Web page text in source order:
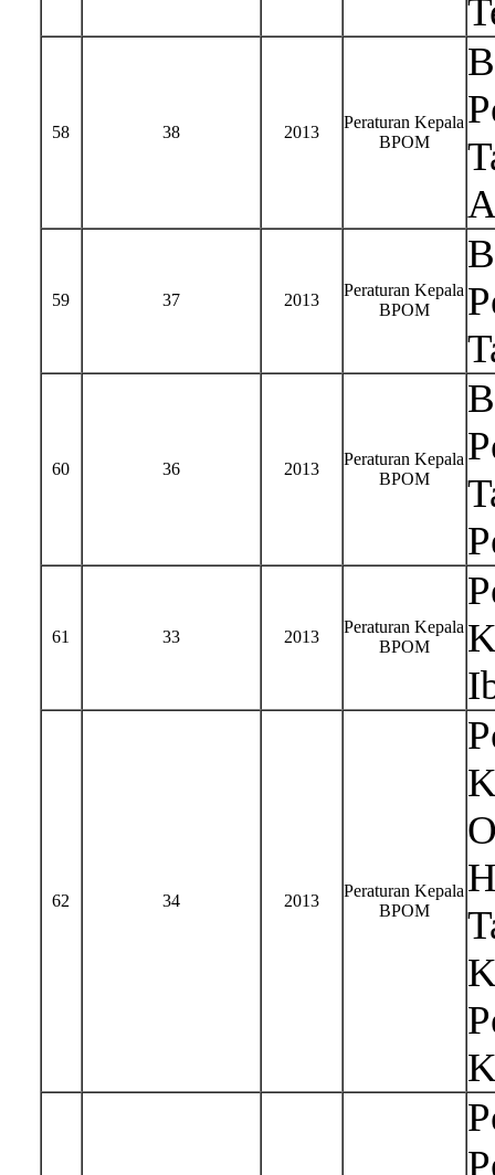
58 38 2013
Peraturan Kepala
BPOM
59 37 2013
Peraturan Kepala
BPOM
60 36 2013
Peraturan Kepala
BPOM
61 33 2013
Peraturan Kepala
BPOM
62 34 2013
Peraturan Kepala
BPOM